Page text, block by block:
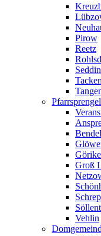
Pirow
Reetz
Seddin
Tacken
Görike
Groß
Vehlin